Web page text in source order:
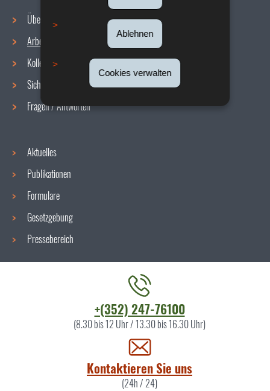
Ablehnen
Cookies verwalten
Navigationsmenü
Über uns
Arbeitsbedingungen
Kollektive Vereinbarungen
Sicherheit/Gesundheit am Arbeitsplatz
Fragen / Antworten
Aktuelles
Publikationen
Formulare
Gesetzgebung
Pressebereich
+(352) 247-76100
(8.30 bis 12 Uhr / 13.30 bis 16.30 Uhr)
Kontaktieren Sie uns
(24h / 24)